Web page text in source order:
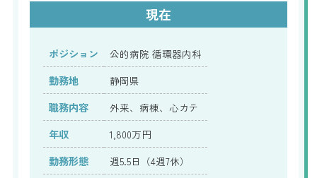
現在
ポジション 公的病院 循環器内科
勤務地 静岡県
職務内容 外来、病棟、心カテ
年収 1,800万円
勤務形態 週5.5日（4週7休）